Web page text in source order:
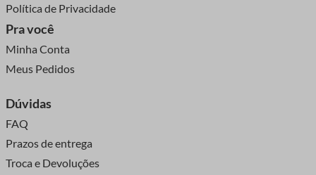
Política de Privacidade
Pra você
Minha Conta
Meus Pedidos
Dúvidas
FAQ
Prazos de entrega
Troca e Devoluções